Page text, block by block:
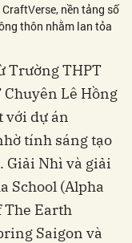
nền tảng số
thôn nhằm lan tỏa
Trường THPT
Lê Hồng
với dự án
tính sáng tạo
Giải Nhì và giải
School (Alpha
The Earth
Saigon và